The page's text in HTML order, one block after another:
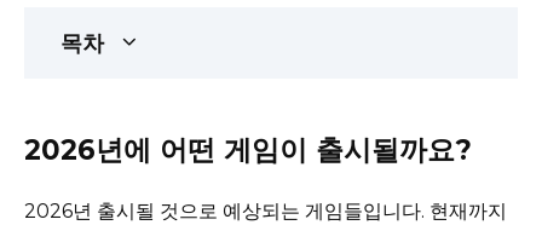
목차
2026년에 어떤 게임이 출시될까요?
2026년 출시될 것으로 예상되는 게임들입니다. 현재까지